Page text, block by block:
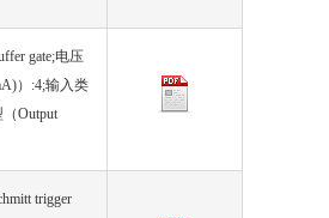
gate;电压
）:4;输入类
（Output
trigger